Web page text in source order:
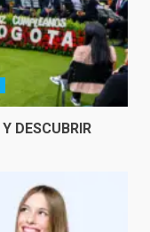
DESCUBRIR